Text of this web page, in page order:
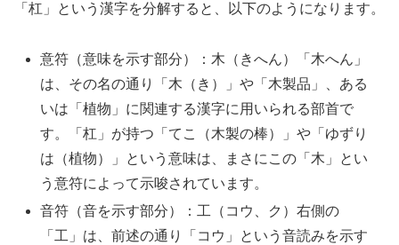
「杠」という漢字を分解すると、以下のようになります。
意符（意味を示す部分）：木（きへん）「木へん」
は、その名の通り「木（き）」や「木製品」、ある
いは「植物」に関連する漢字に用いられる部首で
す。「杠」が持つ「てこ（木製の棒）」や「ゆずり
は（植物）」という意味は、まさにこの「木」とい
う意符によって示唆されています。
音符（音を示す部分）：工（コウ、ク）右側の
「工」は、前述の通り「コウ」という音読みを示す